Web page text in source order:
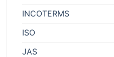
INCOTERMS
ISO
JAS